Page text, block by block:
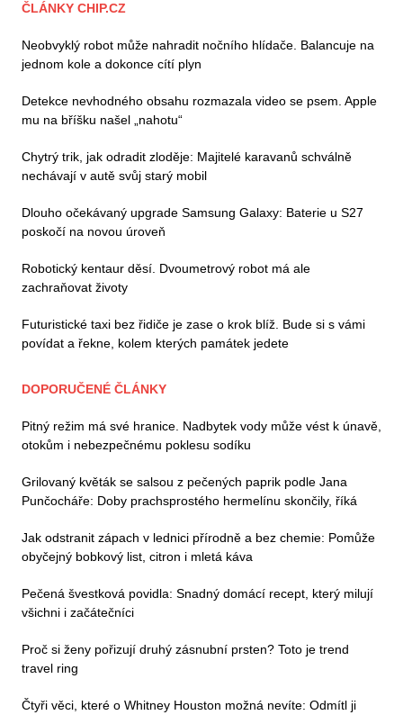
ČLÁNKY CHIP.CZ
Neobvyklý robot může nahradit nočního hlídače. Balancuje na
jednom kole a dokonce cítí plyn
Detekce nevhodného obsahu rozmazala video se psem. Apple
mu na bříšku našel „nahotu“
Chytrý trik, jak odradit zloděje: Majitelé karavanů schválně
nechávají v autě svůj starý mobil
Dlouho očekávaný upgrade Samsung Galaxy: Baterie u S27
poskočí na novou úroveň
Robotický kentaur děsí. Dvoumetrový robot má ale
zachraňovat životy
Futuristické taxi bez řidiče je zase o krok blíž. Bude si s vámi
povídat a řekne, kolem kterých památek jedete
DOPORUČENÉ ČLÁNKY
Pitný režim má své hranice. Nadbytek vody může vést k únavě,
otokům i nebezpečnému poklesu sodíku
Grilovaný květák se salsou z pečených paprik podle Jana
Punčocháře: Doby prachsprostého hermelínu skončily, říká
Jak odstranit zápach v lednici přírodně a bez chemie: Pomůže
obyčejný bobkový list, citron i mletá káva
Pečená švestková povidla: Snadný domácí recept, který milují
všichni i začátečníci
Proč si ženy pořizují druhý zásnubní prsten? Toto je trend
travel ring
Čtyři věci, které o Whitney Houston možná nevíte: Odmítl ji